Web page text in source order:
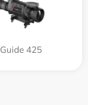
Guide 425